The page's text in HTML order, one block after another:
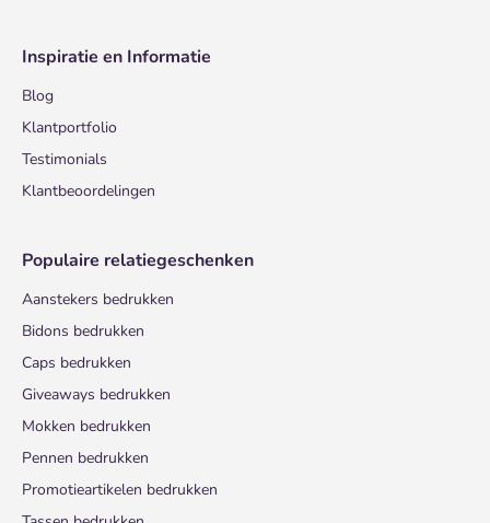
Inspiratie en Informatie
Blog
Klantportfolio
Testimonials
Klantbeoordelingen
Populaire relatiegeschenken
Aanstekers bedrukken
Bidons bedrukken
Caps bedrukken
Giveaways bedrukken
Mokken bedrukken
Pennen bedrukken
Promotieartikelen bedrukken